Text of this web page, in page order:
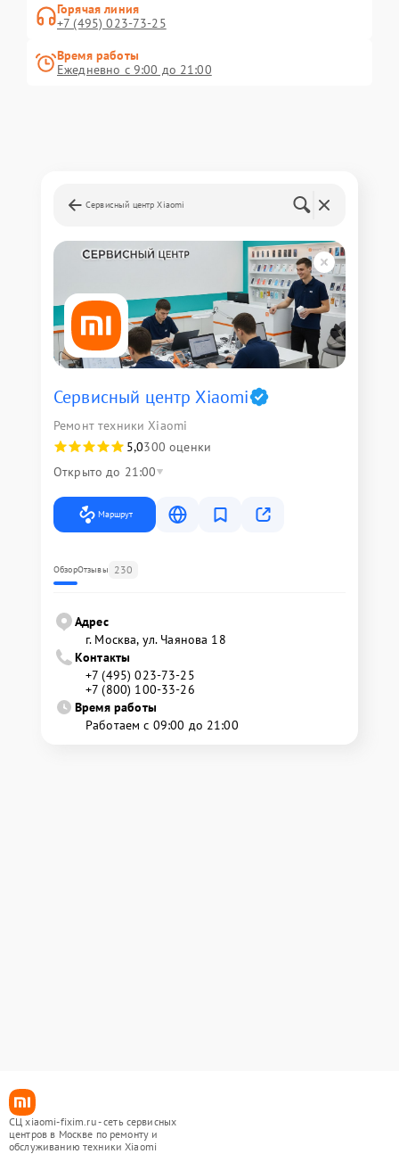
Горячая линия
+7 (495) 023-73-25
Время работы
Ежедневно с 9:00 до 21:00
Сервисный центр Xiaomi
Сервисный центр Xiaomi
Ремонт техники Xiaomi
5,0300 оценки
Открыто до 21:00
Маршрут
ОбзорОтзывы 230
Адрес
г. Москва, ул. Чаянова 18
Контакты
+7 (495) 023-73-25
+7 (800) 100-33-26
Время работы
Работаем с 09:00 до 21:00
СЦ xiaomi-fixim.ru - сеть сервисных
центров в Москве по ремонту и
обслуживанию техники Xiaomi